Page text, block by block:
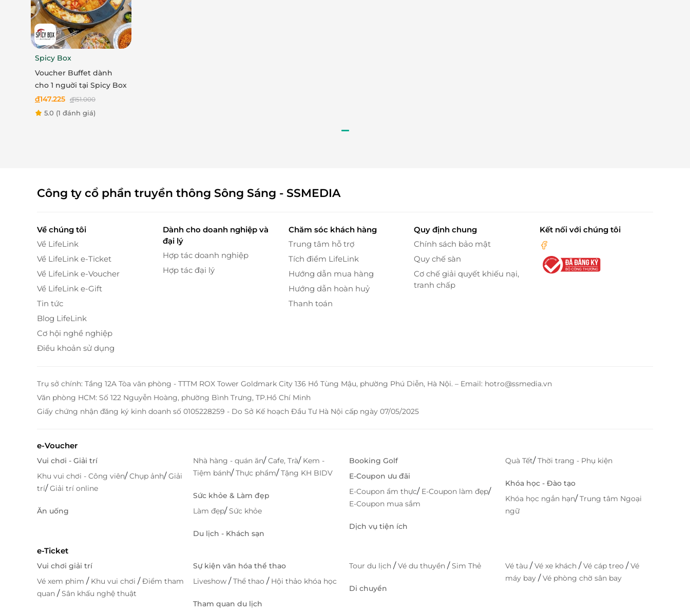
Spicy Box
Voucher Buffet dành
cho 1 nguời tại Spicy Box
đ147.225 đ151.000
5.0 (1 đánh giá)
Công ty cổ phần truyền thông Sông Sáng - SSMEDIA
Về chúng tôi
Về LifeLink
Về LifeLink e-Ticket
Về LifeLink e-Voucher
Về LifeLink e-Gift
Tin tức
Blog LifeLink
Cơ hội nghề nghiệp
Điều khoản sử dụng
Dành cho doanh nghiệp và
đại lý
Hợp tác doanh nghiệp
Hợp tác đại lý
Chăm sóc khách hàng
Trung tâm hỗ trợ
Tích điểm LifeLink
Hướng dẫn mua hàng
Hướng dẫn hoàn huỷ
Thanh toán
Quy định chung
Chính sách bảo mật
Quy chế sàn
Cơ chế giải quyết khiếu nại,
tranh chấp
Kết nối với chúng tôi
Trụ sở chính: Tầng 12A Tòa văn phòng - TTTM ROX Tower Goldmark City 136 Hồ Tùng Mậu, phường Phú Diễn, Hà Nội. – Email: hotro@ssmedia.vn
Văn phòng HCM: Số 122 Nguyễn Hoàng, phường Bình Trưng, TP.Hồ Chí Minh
Giấy chứng nhận đăng ký kinh doanh số 0105228259 - Do Sở Kế hoạch Đầu Tư Hà Nội cấp ngày 07/05/2025
e-Voucher
Vui chơi - Giải trí
Khu vui chơi - Công viên/Chụp ảnh/Giải
trí/Giải trí online
Ăn uống
Nhà hàng - quán ăn/Cafe, Trà/ Kem -
Tiệm bánh/Thực phẩm/Tặng KH BIDV
Sức khỏe & Làm đẹp
Làm đẹp/Sức khỏe
Du lịch - Khách sạn
Booking Golf
E-Coupon ưu đãi
E-Coupon ẩm thực/ E-Coupon làm đẹp/
E-Coupon mua sắm
Dịch vụ tiện ích
Quà Tết/Thời trang - Phụ kiện
Khóa học - Đào tạo
Khóa học ngắn hạn/Trung tâm Ngoại
ngữ
e-Ticket
Vui chơi giải trí
Vé xem phim / Khu vui chơi /Điểm tham
quan /Sân khấu nghệ thuật
Sự kiện văn hóa thể thao
Liveshow /Thể thao / Hội thảo khóa học
Tham quan du lịch
Tour du lịch /Vé du thuyền /Sim Thẻ
Di chuyển
Vé tàu /Vé xe khách /Vé cáp treo /Vé
máy bay /Vé phòng chờ sân bay